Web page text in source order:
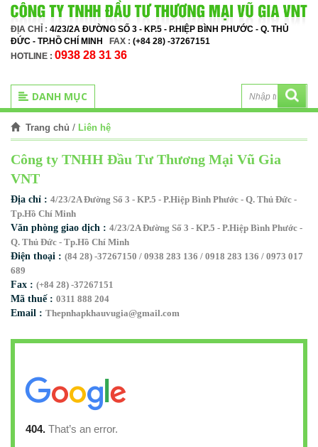
ĐỊA CHỈ : 4/23/2A ĐƯỜNG SỐ 3 - KP.5 - P.HIỆP BÌNH PHƯỚC - Q. THỦ
ĐỨC - TP.HỒ CHÍ MINH
FAX : (+84 28) -37267151
HOTLINE : 0938 28 31 36
DANH MỤC
Trang chủ / Liên hệ
Công ty TNHH Đầu Tư Thương Mại Vũ Gia
VNT
Địa chỉ : 4/23/2A Đường Số 3 - KP.5 - P.Hiệp Bình Phước - Q. Thủ Đức -
Tp.Hồ Chí Minh
Văn phòng giao dịch : 4/23/2A Đường Số 3 - KP.5 - P.Hiệp Bình Phước -
Q. Thủ Đức - Tp.Hồ Chí Minh
Điện thoại : (84 28) -37267150 / 0938 283 136 / 0918 283 136 / 0973 017
689
Fax : (+84 28) -37267151
Mã thuế : 0311 888 204
Email : Thepnhapkhauvugia@gmail.com